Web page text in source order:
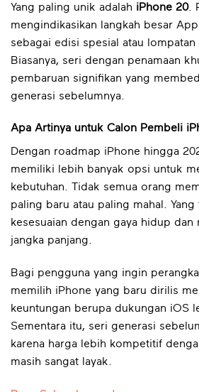
Yang paling unik adalah iPhone 20.
mengindikasikan langkah besar
sebagai edisi spesial atau
Biasanya, seri dengan penamaan
pembaruan signifikan yang
generasi sebelumnya.
Apa Artinya untuk Calon Pembeli
Dengan roadmap iPhone hingga
memiliki lebih banyak opsi untuk
kebutuhan. Tidak semua orang
paling baru atau paling mahal.
kesesuaian dengan gaya hidup dan
jangka panjang.
Bagi pengguna yang ingin
memilih iPhone yang baru dirilis
keuntungan berupa dukungan iOS
Sementara itu, seri generasi
karena harga lebih kompetitif
masih sangat layak.